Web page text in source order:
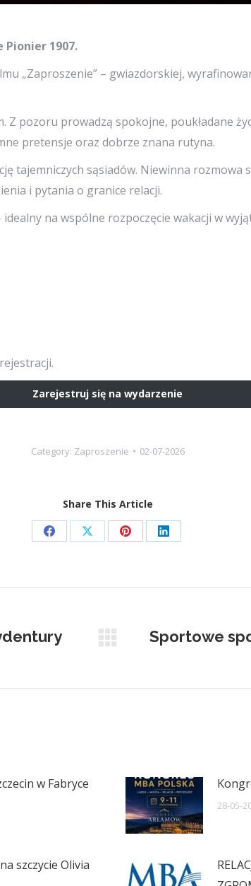
1907.
„Zaproszenie” – gwiazdorskiej,
Z pozoru prowadzą spokojne, poukładane
pretensje oraz dobrze znana rutyna.
tajemniczych sąsiadów. Niewinna rozmowa
i pytania o granice relacji.
na wspólne rozpoczęcie wakacji w
Zarejestruj się na wydarzenie
Category: Zaproszenie 02-07-2026
Share This Article
Share Share Share Share
Next
Sportowe
w Fabryce
28-05-
szczycie Olivia